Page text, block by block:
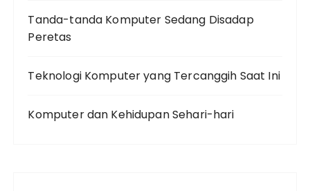
Tanda-tanda Komputer Sedang Disadap
Peretas
Teknologi Komputer yang Tercanggih Saat Ini
Komputer dan Kehidupan Sehari-hari